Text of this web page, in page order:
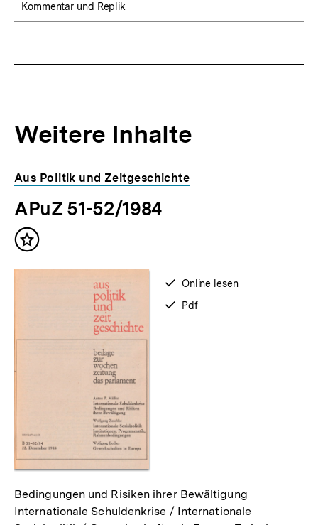
Kommentar und Replik
Weitere Inhalte
Inhaltskarousell
für
weitere
Inhalte
Inhaltskarussell
überspringen
Aus Politik und Zeitgeschichte
APuZ 51-52/1984
Inhalt
verfügbar
Online lesen
verfügbar
Pdf
Bedingungen und Risiken ihrer Bewältigung
Internationale Schuldenkrise / Internationale